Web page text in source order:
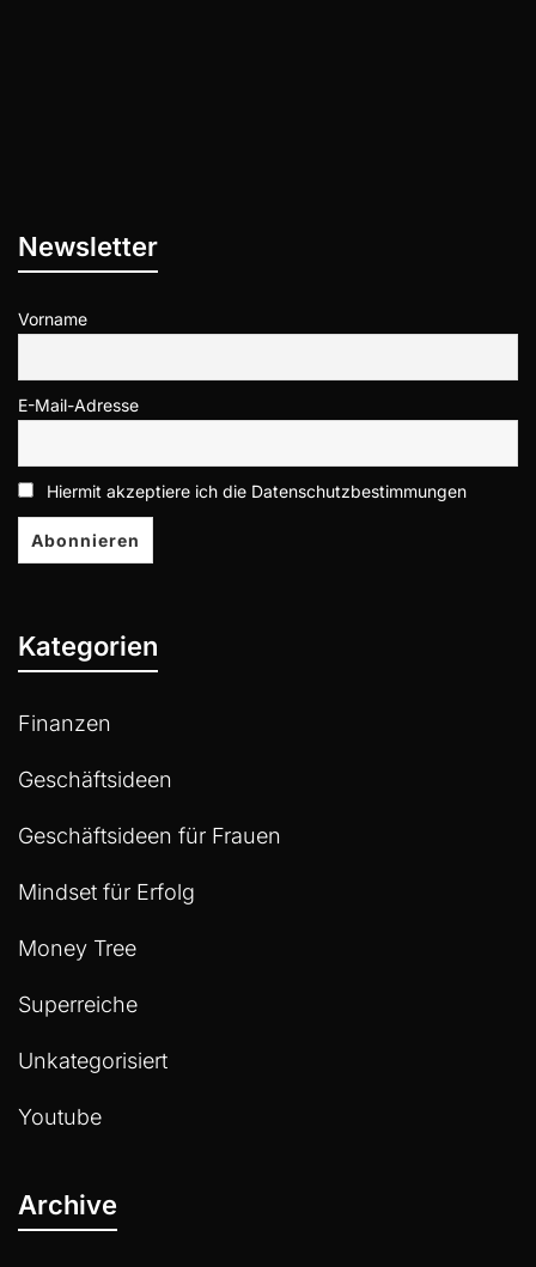
Newsletter
Vorname
E-Mail-Adresse
Hiermit akzeptiere ich die Datenschutzbestimmungen
Kategorien
Finanzen
Geschäftsideen
Geschäftsideen für Frauen
Mindset für Erfolg
Money Tree
Superreiche
Unkategorisiert
Youtube
Archive